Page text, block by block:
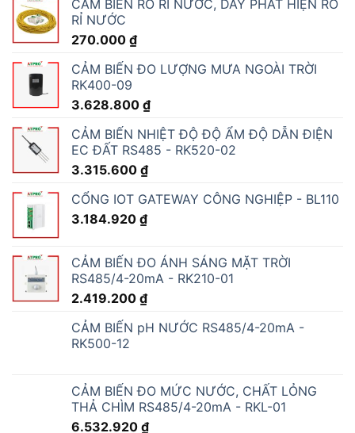
CẢM BIẾN RÒ RỈ NƯỚC, DÂY PHÁT HIỆN RÒ
RỈ NƯỚC
270.000 ₫
CẢM BIẾN ĐO LƯỢNG MƯA NGOÀI TRỜI
RK400-09
3.628.800 ₫
CẢM BIẾN NHIỆT ĐỘ ĐỘ ẨM ĐỘ DẪN ĐIỆN
EC ĐẤT RS485 - RK520-02
3.315.600 ₫
CỔNG IOT GATEWAY CÔNG NGHIỆP - BL110
3.184.920 ₫
CẢM BIẾN ĐO ÁNH SÁNG MẶT TRỜI
RS485/4-20mA - RK210-01
2.419.200 ₫
CẢM BIẾN pH NƯỚC RS485/4-20mA -
RK500-12
CẢM BIẾN ĐO MỨC NƯỚC, CHẤT LỎNG
THẢ CHÌM RS485/4-20mA - RKL-01
6.532.920 ₫